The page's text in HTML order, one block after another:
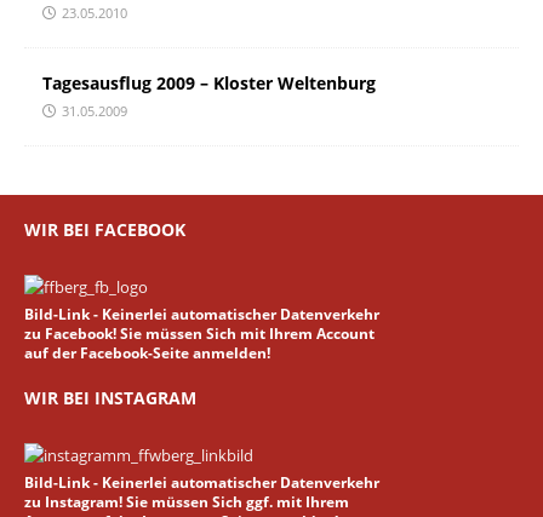
23.05.2010
Tagesausflug 2009 – Kloster Weltenburg
31.05.2009
WIR BEI FACEBOOK
Bild-Link - Keinerlei automatischer Datenverkehr
zu Facebook! Sie müssen Sich mit Ihrem Account
auf der Facebook-Seite anmelden!
WIR BEI INSTAGRAM
Bild-Link - Keinerlei automatischer Datenverkehr
zu Instagram! Sie müssen Sich ggf. mit Ihrem